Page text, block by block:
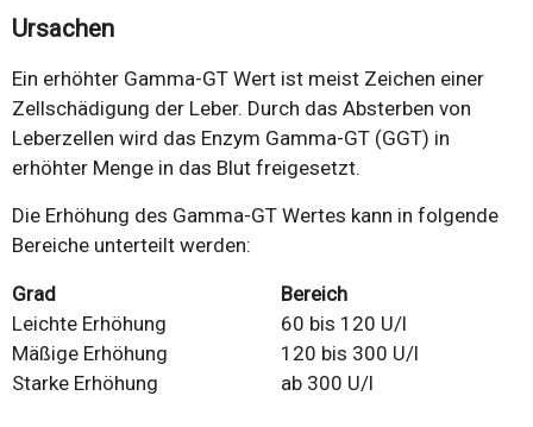
Ursachen
Ein erhöhter Gamma-GT Wert ist meist Zeichen einer
Zellschädigung der Leber. Durch das Absterben von
Leberzellen wird das Enzym Gamma-GT (GGT) in
erhöhter Menge in das Blut freigesetzt.
Die Erhöhung des Gamma-GT Wertes kann in folgende
Bereiche unterteilt werden:
Grad
Bereich
Leichte Erhöhung
60 bis 120 U/l
Mäßige Erhöhung
120 bis 300 U/l
Starke Erhöhung
ab 300 U/l